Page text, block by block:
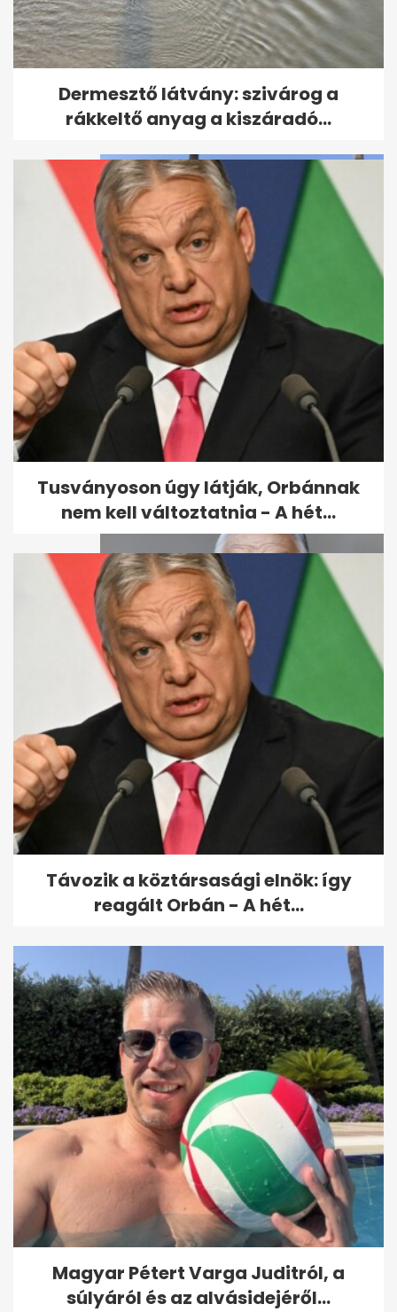
Dermesztő látvány: szivárog a
rákkeltő anyag a kiszáradó...
Magyar Pétert Varga Juditról,
a súlyáról és az alvásidejéről...
Orbán Viktor a BL-döntőn: A
Puskás Aréna kicsi - A hét...
Dermesztő látvány: szivárog a
rákkeltő anyag a kiszáradó...
Tusványoson úgy látják, Orbánnak
nem kell változtatnia - A hét...
Távozik a köztársasági elnök: így
reagált Orbán - A hét...
Magyar Pétert Varga Juditról, a
súlyáról és az alvásidejéről...